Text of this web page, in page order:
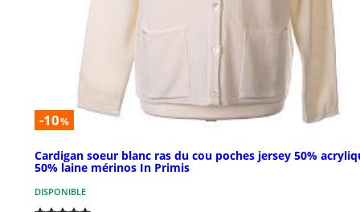
-10%
Cardigan soeur blanc ras du cou poches jersey 50%
50% laine mérinos In Primis
DISPONIBLE